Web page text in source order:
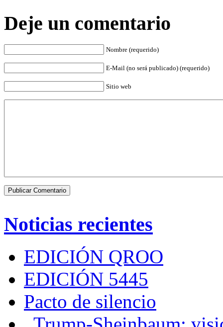
Deje un comentario
Nombre (requerido)
E-Mail (no será publicado) (requerido)
Sitio web
Noticias recientes
EDICIÓN QROO
EDICIÓN 5445
Pacto de silencio